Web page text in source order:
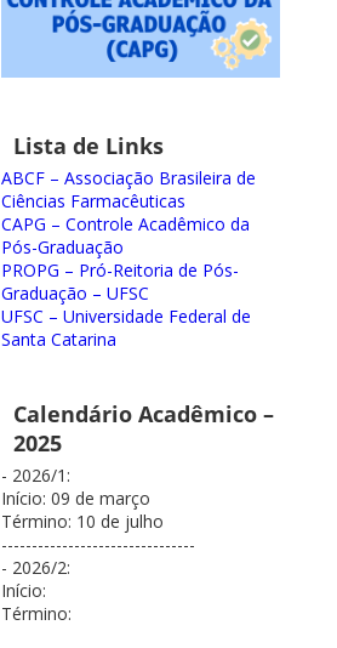
Lista de Links
ABCF – Associação Brasileira de
Ciências Farmacêuticas
CAPG – Controle Acadêmico da
Pós-Graduação
PROPG – Pró-Reitoria de Pós-
Graduação – UFSC
UFSC – Universidade Federal de
Santa Catarina
Calendário Acadêmico –
2025
- 2026/1:
Início: 09 de março
Término: 10 de julho
--------------------------------
- 2026/2:
Início:
Término: